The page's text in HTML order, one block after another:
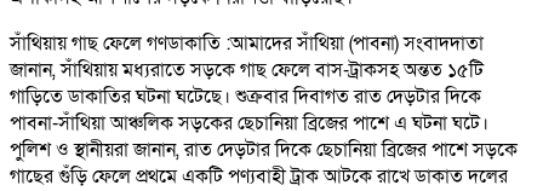
সাঁথিয়ায় গাছ ফেলে গণডাকাতি :আমাদের সাঁথিয়া (পাবনা) সংবাদদাতা
জানান, সাঁথিয়ায় মধ্যরাতে সড়কে গাছ ফেলে বাস-ট্রাকসহ অন্তত ১৫টি
গাড়িতে ডাকাতির ঘটনা ঘটেছে। শুক্রবার দিবাগত রাত দেড়টার দিকে
পাবনা-সাঁথিয়া আঞ্চলিক সড়কের ছেচানিয়া ব্রিজের পাশে এ ঘটনা ঘটে।
পুলিশ ও স্থানীয়রা জানান, রাত দেড়টার দিকে ছেচানিয়া ব্রিজের পাশে সড়কে
গাছের গুঁড়ি ফেলে প্রথমে একটি পণ্যবাহী ট্রাক আটকে রাখে ডাকাত দলের